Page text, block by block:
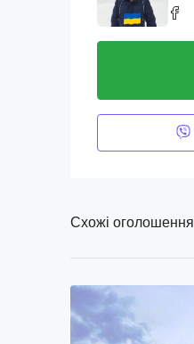
Схожі оголошення